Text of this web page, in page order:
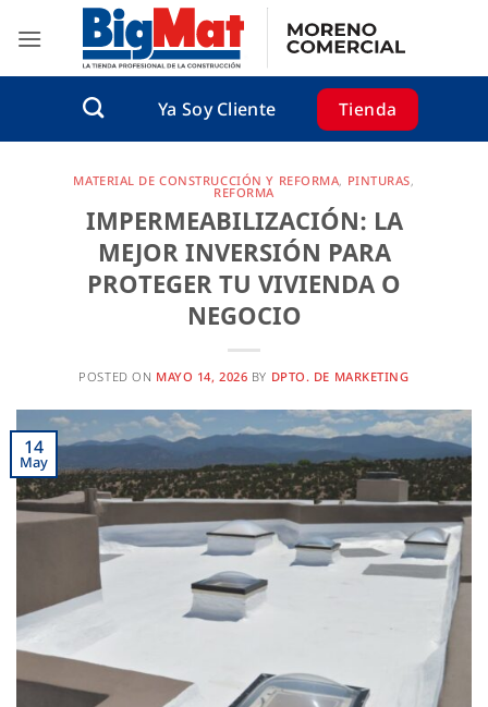
contenido
Ya Soy Cliente
Tienda
MATERIAL DE CONSTRUCCIÓN Y REFORMA, PINTURAS,
REFORMA
IMPERMEABILIZACIÓN: LA
MEJOR INVERSIÓN PARA
PROTEGER TU VIVIENDA O
NEGOCIO
POSTED ON MAYO 14, 2026 BY DPTO. DE MARKETING
14
May